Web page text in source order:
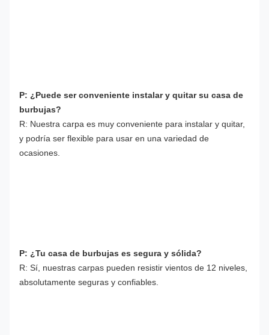
P: ¿Puede ser conveniente instalar y quitar su casa de
burbujas?
R: Nuestra carpa es muy conveniente para instalar y quitar,
y podría ser flexible para usar en una variedad de
ocasiones.
P: ¿Tu casa de burbujas es segura y sólida?
R: Sí, nuestras carpas pueden resistir vientos de 12 niveles,
absolutamente seguras y confiables.